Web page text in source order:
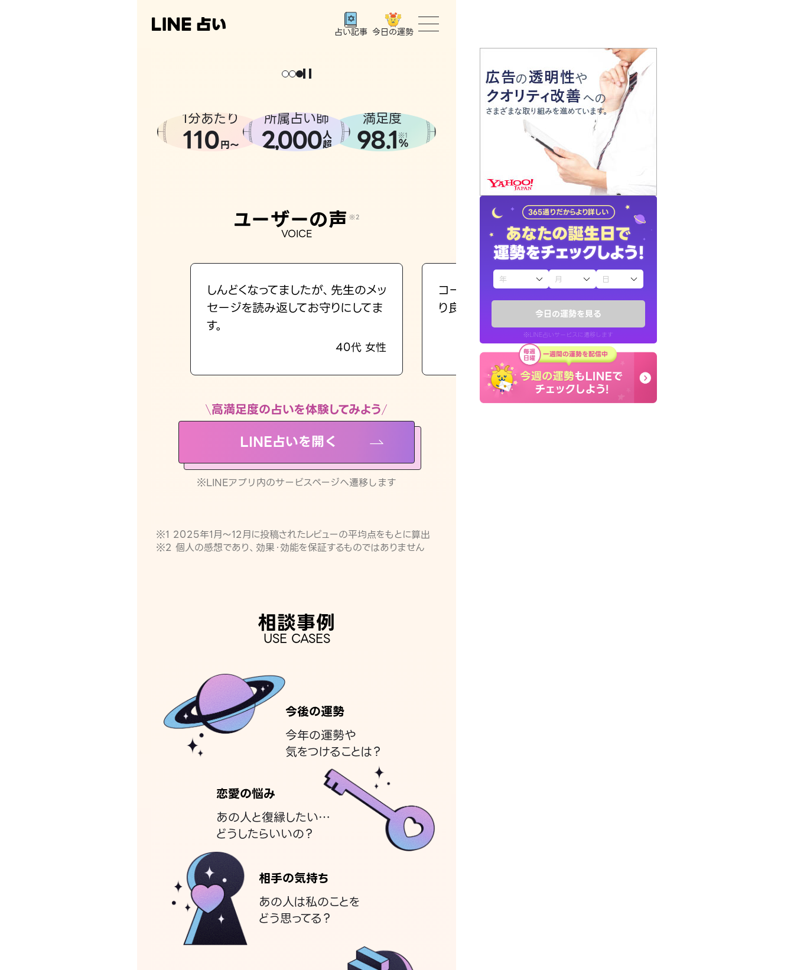
今日の運勢を見る
※LINE占いサービスに遷移します
占い記事 今日の運勢
トップ
ユーザーの声
占いの流れ
おすすめの占い師
よくある質問
えもじの子（占）12星座占い
お知らせ
1分あたり
110円〜
所属占い師
2,000人
超
満足度
98.1 ※1
%
ユーザーの声 ※2
VOICE
しんどくなってましたが、先生のメッ
セージを読み返してお守りにしてま
す。
40代 女性
コーチのように占い結果を通してよ
り良くなる指針を提示してくれます。
30代 男性
高満足度の占いを体験してみよう
LINE占いを開く
※LINEアプリ内のサービスページへ遷移します
※1 2025年1月〜12月に投稿されたレビューの平均点をもとに算出
※2 個人の感想であり、効果・効能を保証するものではありません
相談事例
USE CASES
今後の運勢
今年の運勢や
気をつけることは？
恋愛の悩み
あの人と復縁したい…
どうしたらいいの？
相手の気持ち
あの人は私のことを
どう思ってる？